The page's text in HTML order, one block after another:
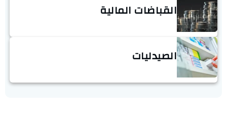
القباضات المالية
الصيدليات